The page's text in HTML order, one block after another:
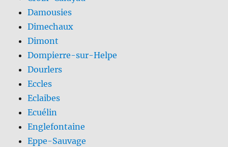
Damousies
Dimechaux
Dimont
Dompierre-sur-Helpe
Dourlers
Eccles
Eclaibes
Ecuélin
Englefontaine
Eppe-Sauvage